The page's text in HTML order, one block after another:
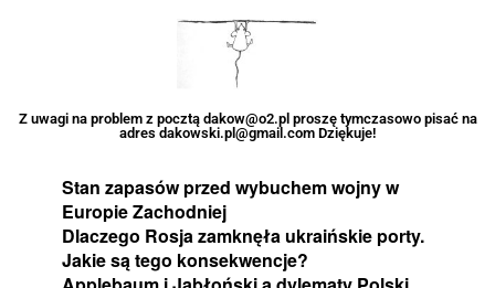
Z uwagi na problem z pocztą dakow@o2.pl proszę tymczasowo pisać na
adres dakowski.pl@gmail.com Dziękuje!
Stan zapasów przed wybuchem wojny w
Europie Zachodniej
Dlaczego Rosja zamknęła ukraińskie porty.
Jakie są tego konsekwencje?